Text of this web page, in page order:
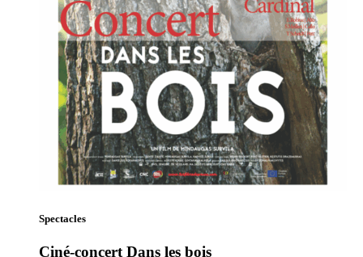
Spectacles
Ciné-concert Dans les bois